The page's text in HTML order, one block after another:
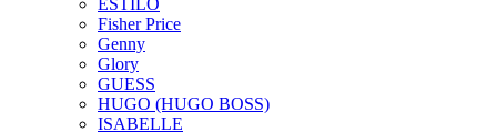
Fisher Price
Genny
Glory
GUESS
HUGO (HUGO BOSS)
ISABELLE